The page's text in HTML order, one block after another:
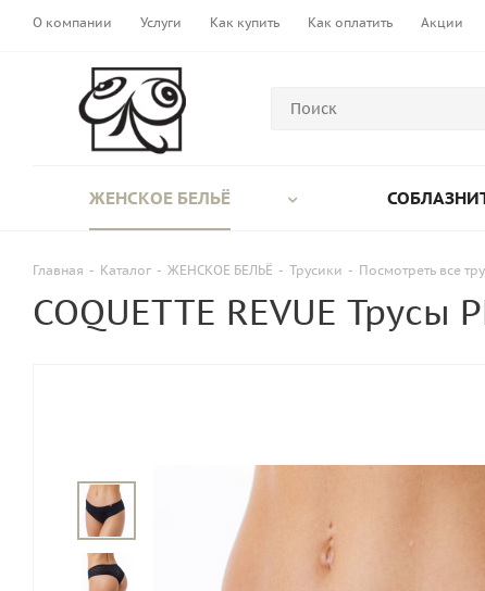
О компании Услуги Как купить Как оплатить Акции
ЖЕНСКОЕ БЕЛЬЁ
Главная - Каталог - ЖЕНСКОЕ БЕЛЬЁ - Трусики - Посмотреть все
COQUETTE REVUE Трусы